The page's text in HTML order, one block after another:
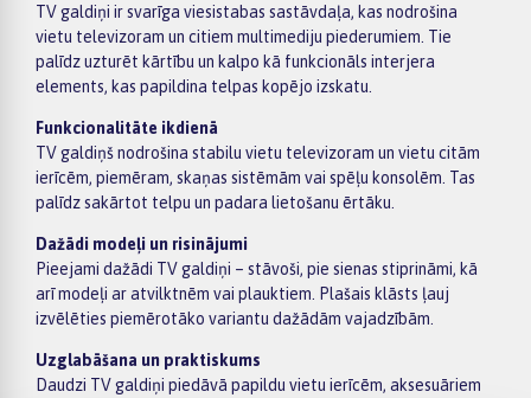
TV galdiņi ir svarīga viesistabas sastāvdaļa, kas nodrošina
vietu televizoram un citiem multimediju piederumiem. Tie
palīdz uzturēt kārtību un kalpo kā funkcionāls interjera
elements, kas papildina telpas kopējo izskatu.
Funkcionalitāte ikdienā
TV galdiņš nodrošina stabilu vietu televizoram un vietu citām
ierīcēm, piemēram, skaņas sistēmām vai spēļu konsolēm. Tas
palīdz sakārtot telpu un padara lietošanu ērtāku.
Dažādi modeļi un risinājumi
Pieejami dažādi TV galdiņi – stāvoši, pie sienas stiprināmi, kā
arī modeļi ar atvilktnēm vai plauktiem. Plašais klāsts ļauj
izvēlēties piemērotāko variantu dažādām vajadzībām.
Uzglabāšana un praktiskums
Daudzi TV galdiņi piedāvā papildu vietu ierīcēm, aksesuāriem